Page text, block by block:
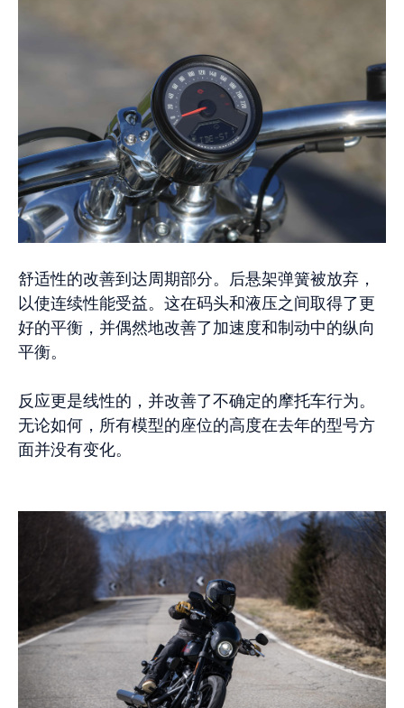
舒适性的改善到达周期部分。后悬架弹簧被放弃，
以使连续性能受益。这在码头和液压之间取得了更
好的平衡，并偶然地改善了加速度和制动中的纵向
平衡。
反应更是线性的，并改善了不确定的摩托车行为。
无论如何，所有模型的座位的高度在去年的型号方
面并没有变化。